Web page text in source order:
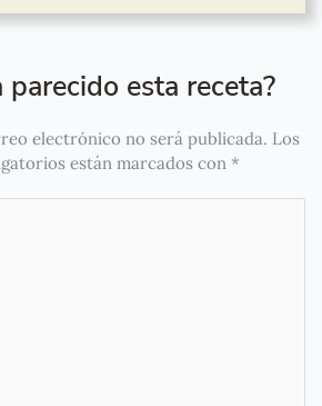
parecido esta receta?
electrónico no será publicada. Los
están marcados con *